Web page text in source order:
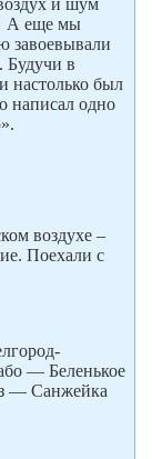
и шум
А еще мы
завоевывали
в
настолько был
написал одно
воздухе –
Поехали с
— Беленькое
— Санжейка